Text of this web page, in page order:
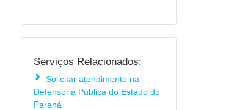
Serviços Relacionados:
Solicitar atendimento na
Defensoria Pública do Estado do
Paraná